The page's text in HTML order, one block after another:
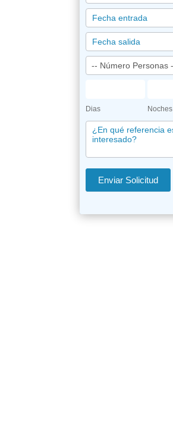
Dias Noches
Enviar Solicitud